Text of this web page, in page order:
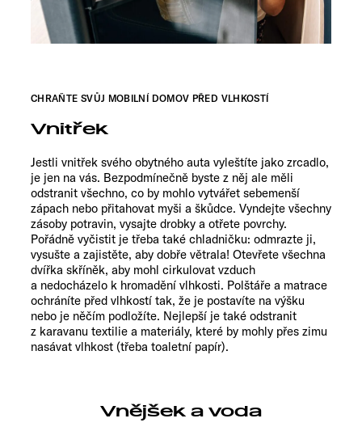
CHRAŇTE SVŮJ MOBILNÍ DOMOV PŘED VLHKOSTÍ
Vnitřek
Jestli vnitřek svého obytného auta vyleštíte jako zrcadlo,
je jen na vás. Bezpodmínečně byste z něj ale měli
odstranit všechno, co by mohlo vytvářet sebemenší
zápach nebo přitahovat myši a škůdce. Vyndejte všechny
zásoby potravin, vysajte drobky a otřete povrchy.
Pořádně vyčistit je třeba také chladničku: odmrazte ji,
vysušte a zajistěte, aby dobře větrala! Otevřete všechna
dvířka skříněk, aby mohl cirkulovat vzduch
a nedocházelo k hromadění vlhkosti. Polštáře a matrace
ochráníte před vlhkostí tak, že je postavíte na výšku
nebo je něčím podložíte. Nejlepší je také odstranit
z karavanu textilie a materiály, které by mohly přes zimu
nasávat vlhkost (třeba toaletní papír).
Vnějšek a voda